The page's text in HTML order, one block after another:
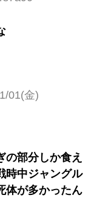
01(金)
の部分しか食え
時中ジャングル
体が多かったん